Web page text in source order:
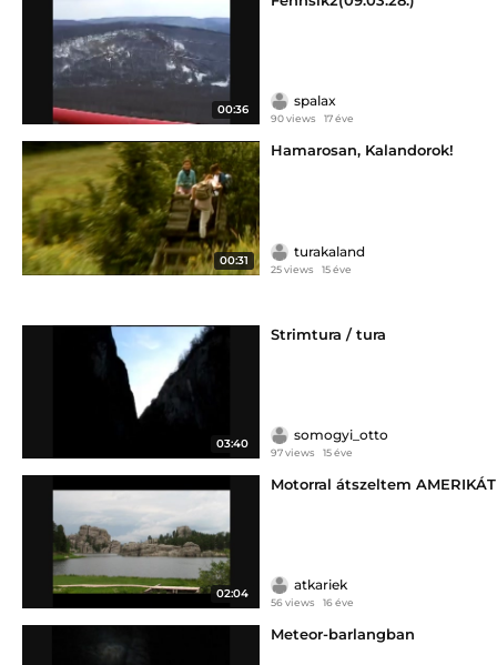
00:36
spalax
90 views 17 éve
00:31
Hamarosan, Kalandorok!
turakaland
25 views 15 éve
03:40
Strimtura / tura
somogyi_otto
97 views 15 éve
02:04
Motorral átszeltem AMERIKÁT
atkariek
56 views 16 éve
Meteor-barlangban